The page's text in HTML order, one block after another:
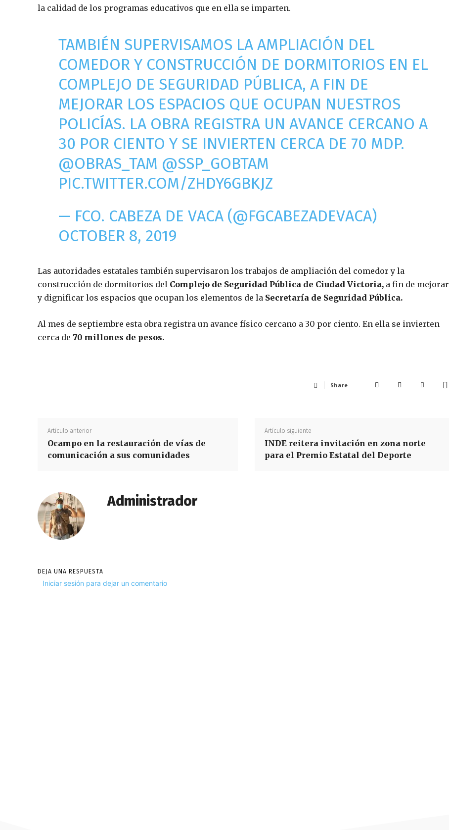
la calidad de los programas educativos que en ella se imparten.‬
TAMBIÉN SUPERVISAMOS LA AMPLIACIÓN DEL
COMEDOR Y CONSTRUCCIÓN DE DORMITORIOS EN EL
COMPLEJO DE SEGURIDAD PÚBLICA, A FIN DE
MEJORAR LOS ESPACIOS QUE OCUPAN NUESTROS
POLICÍAS. LA OBRA REGISTRA UN AVANCE CERCANO A
30 POR CIENTO Y SE INVIERTEN CERCA DE 70 MDP.
@OBRAS_TAM @SSP_GOBTAM
PIC.TWITTER.COM/ZHDY6GBKJZ
— FCO. CABEZA DE VACA (@FGCABEZADEVACA)
OCTOBER 8, 2019
Las autoridades estatales también supervisaron los trabajos de ampliación del comedor y la
construcción de dormitorios del Complejo de Seguridad Pública de Ciudad Victoria, a fin de mejorar
y dignificar los espacios que ocupan los elementos de la Secretaría de Seguridad Pública.‬
Al mes de septiembre esta obra registra un avance físico cercano a 30 por ciento. En ella se invierten
cerca de 70 millones de pesos.
Share
Artículo anterior
Ocampo en la restauración de vías de
comunicación a sus comunidades
Artículo siguiente
INDE reitera invitación en zona norte
para el Premio Estatal del Deporte
Administrador
DEJA UNA RESPUESTA
Iniciar sesión para dejar un comentario